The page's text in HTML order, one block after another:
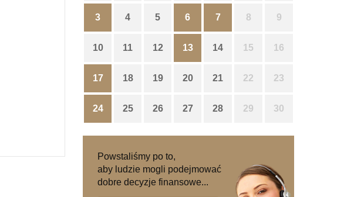
3 4 5 6 7 8 9
10 11 12 13 14 15 16
17 18 19 20 21 22 23
24 25 26 27 28 29 30
Powstaliśmy po to,
aby ludzie mogli podejmować
dobre decyzje finansowe...